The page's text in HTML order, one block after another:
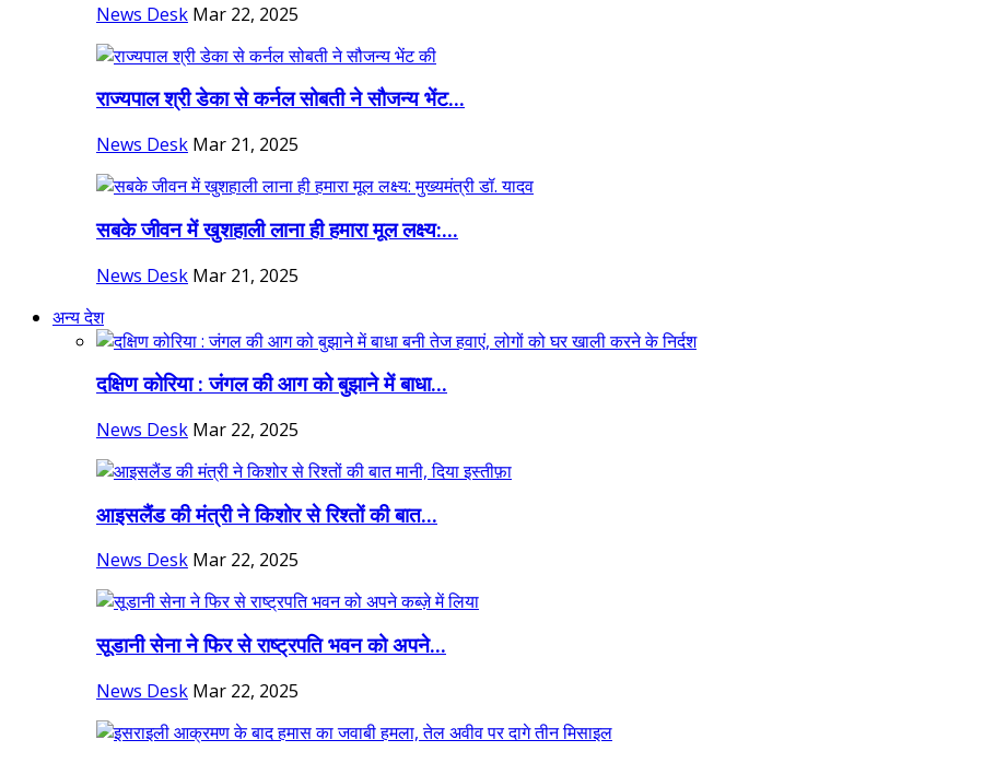
News Desk Mar 22, 2025
राज्यपाल श्री डेका से कर्नल सोबती ने सौजन्य भेंट...
News Desk Mar 21, 2025
सबके जीवन में खुशहाली लाना ही हमारा मूल लक्ष्य:...
News Desk Mar 21, 2025
अन्य देश
दक्षिण कोरिया : जंगल की आग को बुझाने में बाधा...
News Desk Mar 22, 2025
आइसलैंड की मंत्री ने किशोर से रिश्तों की बात...
News Desk Mar 22, 2025
सूडानी सेना ने फिर से राष्ट्रपति भवन को अपने...
News Desk Mar 22, 2025